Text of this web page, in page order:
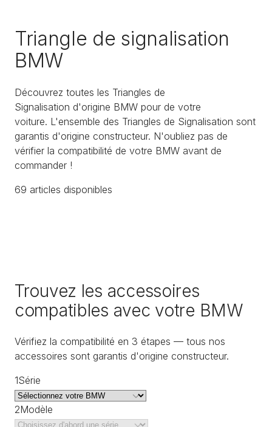
Triangle de signalisation
BMW
Découvrez toutes les Triangles de
Signalisation d'origine BMW pour de votre
voiture. L'ensemble des Triangles de Signalisation sont
garantis d'origine constructeur. N'oubliez pas de
vérifier la compatibilité de votre BMW avant de
commander !
69 articles disponibles
Trouvez les accessoires
compatibles avec votre BMW
Vérifiez la compatibilité en 3 étapes — tous nos
accessoires sont garantis d'origine constructeur.
1Série
2Modèle